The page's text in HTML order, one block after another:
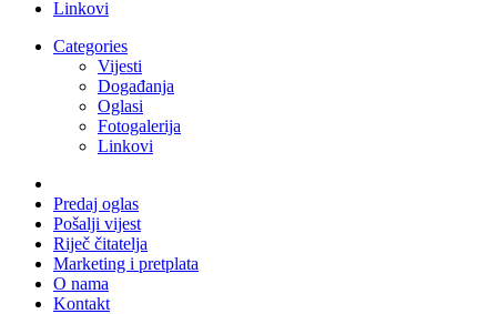
Linkovi
Categories
Vijesti
Događanja
Oglasi
Fotogalerija
Linkovi
Predaj oglas
Pošalji vijest
Riječ čitatelja
Marketing i pretplata
O nama
Kontakt